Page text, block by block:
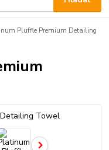
Pluffle Premium Detailing